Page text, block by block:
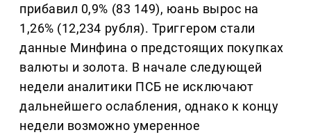
прибавил 0,9% (83 149), юань вырос на
1,26% (12,234 рубля). Триггером стали
данные Минфина о предстоящих покупках
валюты и золота. В начале следующей
недели аналитики ПСБ не исключают
дальнейшего ослабления, однако к концу
недели возможно умеренное